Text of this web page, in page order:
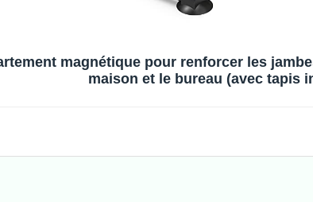
magnétique pour renforcer les
maison et le bureau (avec tapis